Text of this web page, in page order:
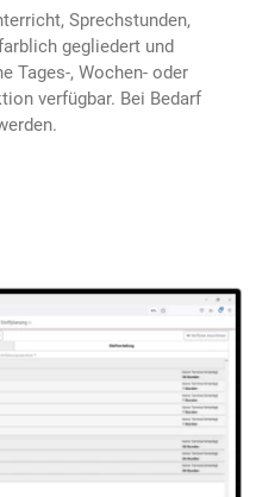
Sprechstunden,
gegliedert und
Tages-, Wochen- oder
verfügbar. Bei Bedarf